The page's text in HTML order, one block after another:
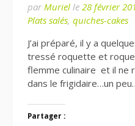
par Muriel le 28 février
Plats salés, quiches-cakes
J’ai préparé, il y a
tressé roquette et
flemme culinaire et il ne
dans le frigidaire…un
Partager :